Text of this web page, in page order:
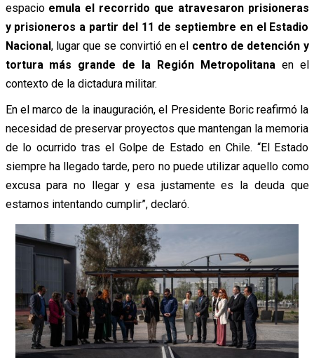
espacioemula el recorrido que atravesaron prisioneras
y prisioneros a partir del 11 de septiembre en el Estadio
Nacional, lugar que se convirtió en el centro de detención y
tortura más grande de la Región Metropolitana en el
contexto de la dictadura militar.
En el marco de la inauguración, el Presidente Boric reafirmó la
necesidad de preservar proyectos que mantengan la memoria
de lo ocurrido tras el Golpe de Estado en Chile. “El Estado
siempre ha llegado tarde, pero no puede utilizar aquello como
excusa para no llegar y esa justamente es la deuda que
estamos intentando cumplir”, declaró.